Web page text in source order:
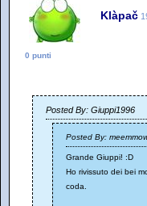
Klàpač
0 punti
Posted By: Giuppi1996
Posted By:
Grande Giuppi! :D
Ho rivissuto dei bei
coda.